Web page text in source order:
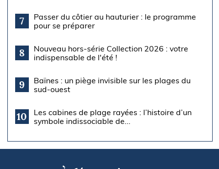
7
Passer du côtier au hauturier : le programme
pour se préparer
8
Nouveau hors-série Collection 2026 : votre
indispensable de l'été !
9
Baïnes : un piège invisible sur les plages du
sud-ouest
10
Les cabines de plage rayées : l’histoire d’un
symbole indissociable de...